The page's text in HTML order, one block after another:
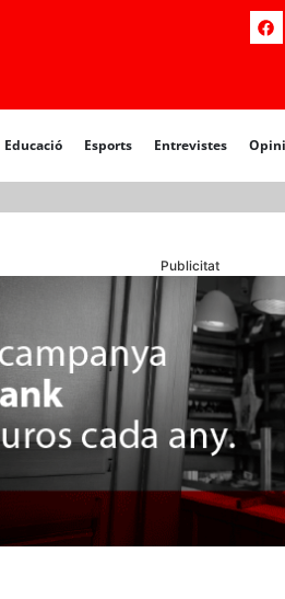
Educació Esports Entrevistes
Opinió
Publicitat